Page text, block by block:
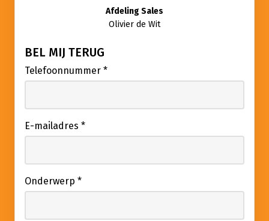
Afdeling Sales
Olivier de Wit
BEL MIJ TERUG
Telefoonnummer *
E-mailadres *
Onderwerp *